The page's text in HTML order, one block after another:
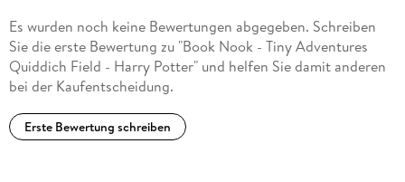
Es wurden noch keine Bewertungen abgegeben. Schreiben
Sie die erste Bewertung zu "Book Nook - Tiny Adventures
Quiddich Field - Harry Potter" und helfen Sie damit anderen
bei der Kaufentscheidung.
Erste Bewertung schreiben